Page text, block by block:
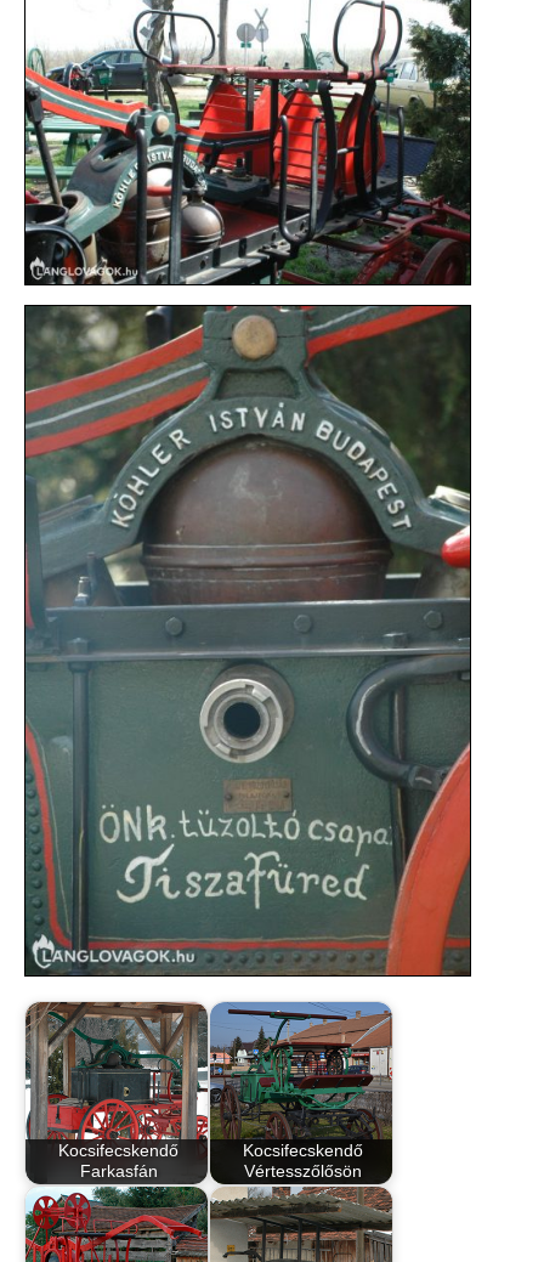
Kocsifecskendő
Farkasfán
Kocsifecskendő
Vértesszőlősön